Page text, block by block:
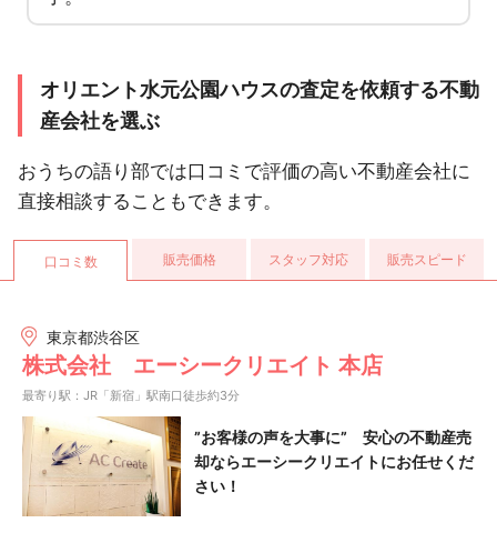
オリエント水元公園ハウスの査定を依頼する不動
産会社を選ぶ
おうちの語り部では口コミで評価の高い不動産会社に
直接相談することもできます。
口コミ数 販売価格 スタッフ対応 販売スピード
東京都渋谷区
株式会社 エーシークリエイト 本店
最寄り駅：JR「新宿」駅南口徒歩約3分
”お客様の声を大事に” 安心の不動産売
却ならエーシークリエイトにお任せくだ
さい！